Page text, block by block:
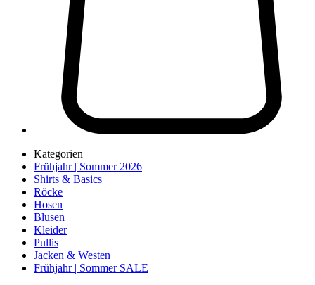
Kategorien
Frühjahr | Sommer 2026
Shirts & Basics
Röcke
Hosen
Blusen
Kleider
Pullis
Jacken & Westen
Frühjahr | Sommer SALE